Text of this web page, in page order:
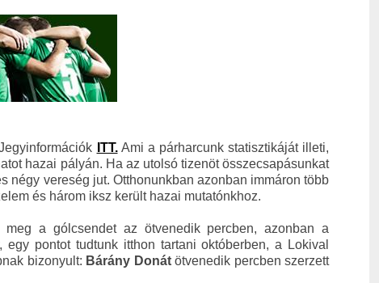
ITT.Ami a párharcunk statisztikáját illeti,
hazai pályán. Ha az utolsó tizenöt összecsapásunkat
négy vereség jut. Otthonunkban azonban immáron több
és három iksz került hazai mutatónkhoz.
meg a gólcsendet az ötvenedik percben, azonban a
pontot tudtunk itthon tartani októberben, a Lokival
bizonyult: Bárány Donátötvenedik percben szerzett